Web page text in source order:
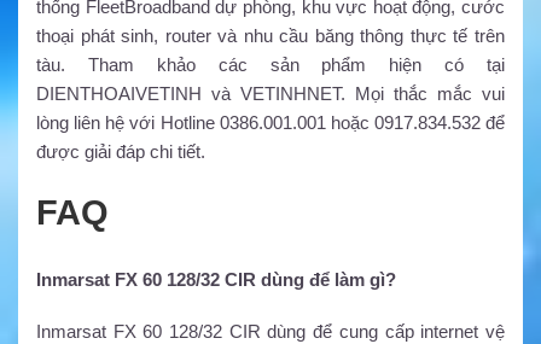
thống FleetBroadband dự phòng, khu vực hoạt động, cước
thoại phát sinh, router và nhu cầu băng thông thực tế trên
tàu. Tham khảo các sản phẩm hiện có tại
DIENTHOAIVETINH và VETINHNET. Mọi thắc mắc vui
lòng liên hệ với Hotline 0386.001.001 hoặc 0917.834.532 để
được giải đáp chi tiết.
FAQ
Inmarsat FX 60 128/32 CIR dùng để làm gì?
Inmarsat FX 60 128/32 CIR dùng để cung cấp internet vệ